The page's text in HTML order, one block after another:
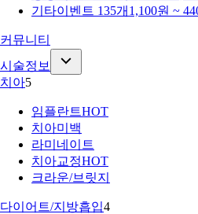
기타이벤트 135개 1,100원 ~
커뮤니티
시술정보
치아5
임플란트HOT
치아미백
라미네이트
치아교정HOT
크라운/브릿지
다이어트/지방흡입4